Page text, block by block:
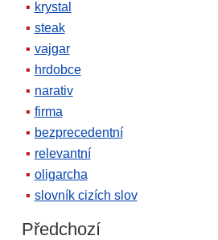
krystal
steak
vajgar
hrdobce
narativ
firma
bezprecedentní
relevantní
oligarcha
slovník cizích slov
Předchozí